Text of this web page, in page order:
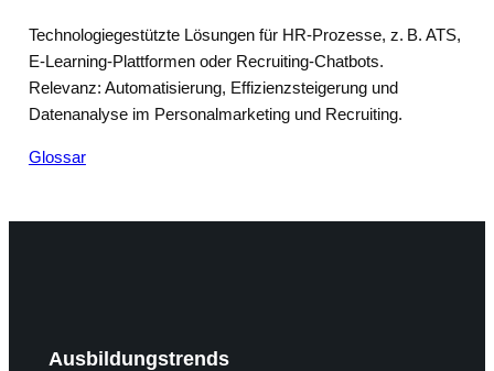
Technologiegestützte Lösungen für HR-Prozesse, z. B. ATS,
E-Learning-Plattformen oder Recruiting-Chatbots.
Relevanz: Automatisierung, Effizienzsteigerung und
Datenanalyse im Personalmarketing und Recruiting.
Glossar
Ausbildungstrends